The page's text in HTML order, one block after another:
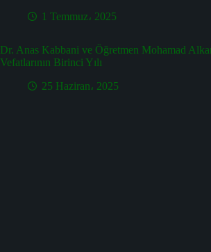
1 Temmuz، 2025
Dr. Anas Kabbani ve Öğretmen Mohamad
Vefatlarının Birinci Yılı
25 Haziran، 2025